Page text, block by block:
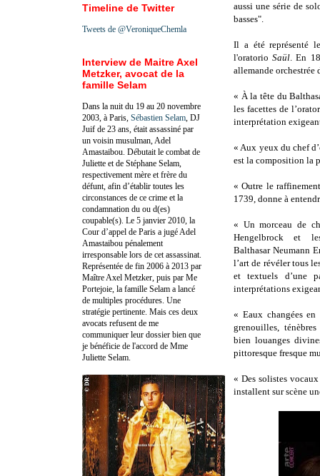
aussi une série de
basses".
Il a été représenté
l'oratorioSaül. En
allemande orchestrée
« À la tête du
les facettes de
interprétation
« Aux yeux du chef
est la composition la
« Outre le
1739, donne à
« Un morceau de
Hengelbrock et
Balthasar Neumann
l’art de révéler tous
et textuels d’une
interprétations
« Eaux changées
grenouilles,
bien louanges
pittoresque fresque
« Des solistes
installent sur scène
Timeline de Twitter
Tweets de @VeroniqueChemla
Interview de Maitre Axel
Metzker, avocat de la
famille Selam
Dans la nuit du 19 au 20 novembre
2003, à Paris, Sébastien Selam , DJ
Juif de 23 ans, était assassiné par
un voisin musulman, Adel
Amastaibou. Débutait le combat de
Juliette et de Stéphane Selam,
respectivement mère et frère du
défunt, afin d’établir toutes les
circonstances de ce crime et la
condamnation du ou d(es)
coupable(s). Le 5 janvier 2010, la
Cour d’appel de Paris a jugé Adel
Amastaibou pénalement
irresponsable lors de cet assassinat.
Représentée de fin 2006 à 2013 par
Maître Axel Metzker, puis par Me
Portejoie, la famille Selam a lancé
de multiples procédures. Une
stratégie pertinente. Mais ces deux
avocats refusent de me
communiquer leur dossier bien que
je bénéficie de l'accord de Mme
Juliette Selam.